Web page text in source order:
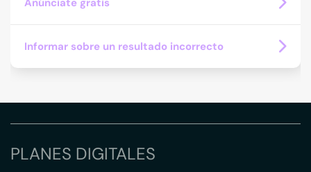
Anúnciate gratis
Informar sobre un resultado incorrecto
PLANES DIGITALES